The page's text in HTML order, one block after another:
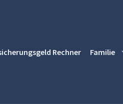
Rechner Familie